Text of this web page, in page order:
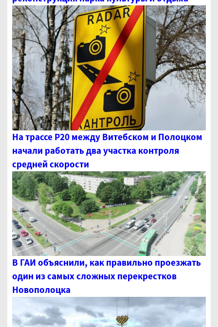
На трассе Р20 между Витебском и Полоцком
начали работать два участка контроля
средней скорости
В ГАИ объяснили, как правильно проезжать
один из самых сложных перекрестков
Новополоцка